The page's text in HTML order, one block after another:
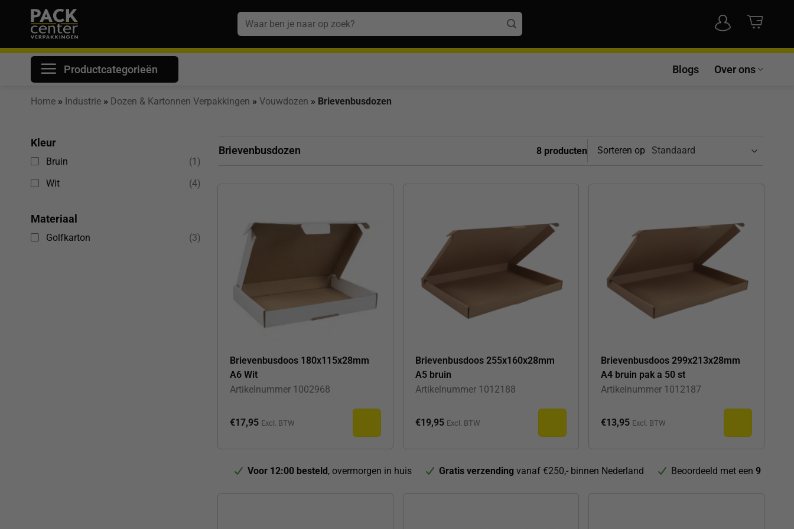
Zoeken
naar:
Productcategorieën Blogs Over ons
Home » Industrie » Dozen & Kartonnen Verpakkingen » Vouwdozen » Brievenbusdozen
Kleur
Bruin
(1)
Wit
(4)
Materiaal
Golfkarton (3)
Brievenbusdozen 8 producten Sorteren op
Brievenbusdoos 180x115x28mm
A6 Wit
Artikelnummer 1002968
€17,95 Excl. BTW
Brievenbusdoos 255x160x28mm
A5 bruin
Artikelnummer 1012188
€19,95 Excl. BTW
Brievenbusdoos 299x213x28mm
A4 bruin pak a 50 st
Artikelnummer 1012187
€13,95 Excl. BTW
Voor 12:00 besteld , overmorgen in huis Gratis verzending vanaf €250,- binnen Nederland Beoordeeld met een9